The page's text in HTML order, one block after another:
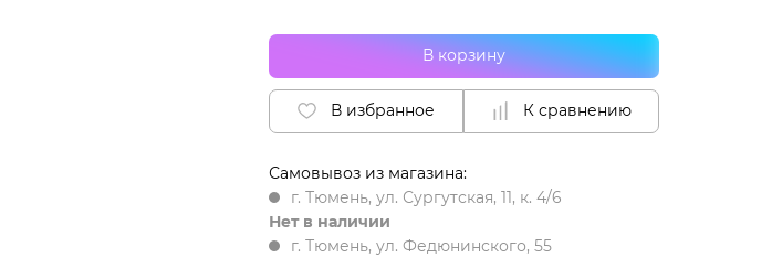
В корзину
В избранное К сравнению
Самовывоз из магазина:
г. Тюмень, ул. Сургутская, 11, к. 4/6
Нет в наличии
г. Тюмень, ул. Федюнинского, 55